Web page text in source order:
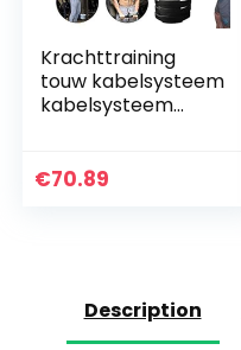
Krachttraining
touw kabelsysteem
kabelsysteem
machine 2
€70.89
Description